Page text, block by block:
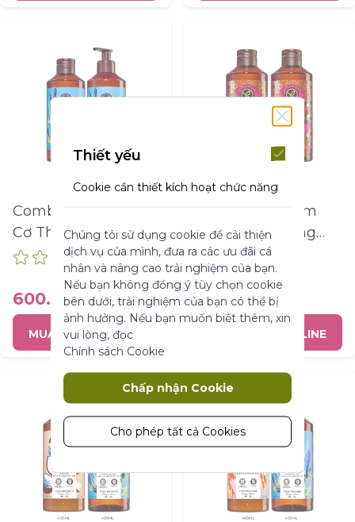
Combo Chăm Sóc
Cơ Thể Hương Biển
600.000 ₫
MUA HÀNG ONLINE
Combo Sữa Tắm
Dạng Gel Hương
Hoa Hồng Argan
Dung tích : ml
580.000 ₫
MUA HÀNG ONLINE
Thiết yếu
Cookie cần thiết kích hoạt chức năng
thể hoạt động bình thường. Chúng
giúp làm cho một trang web có thể sử
dụng được bằng cách kích hoạt chức
năng cơ bản.
Thông số sản phẩm
Cookie tiếp thị được sử dụng để theo
dõi và thu thập các hành động của
khách truy cập trên trang web. Cookie
lưu trữ dữ liệu người dùng và thông tin
cáo nhắm mục tiêu đến nhiều nhóm
đối tượng hơn. Ngoài ra, trải nghiệm
người dùng tùy chỉnh hơn có thể
Chúng tôi sử dụng cookie để cải thiện
dịch vụ của mình, đưa ra các ưu đãi cá
nhân và nâng cao trải nghiệm của bạn.
Nếu bạn không đồng ý tùy chọn cookie
bên dưới, trải nghiệm của bạn có thể bị
ảnh hưởng. Nếu bạn muốn biết thêm, xin
vui lòng, đọc
Chính sách Cookie
Chấp nhận Cookie
Cho phép tất cả Cookies